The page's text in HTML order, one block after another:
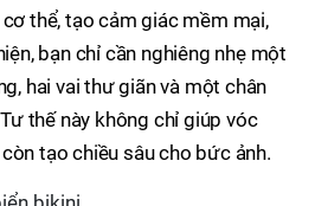
thể, tạo cảm giác mềm mại,
bạn chỉ cần nghiêng nhẹ một
hai vai thư giãn và một chân
thế này không chỉ giúp vóc
tạo chiều sâu cho bức ảnh.